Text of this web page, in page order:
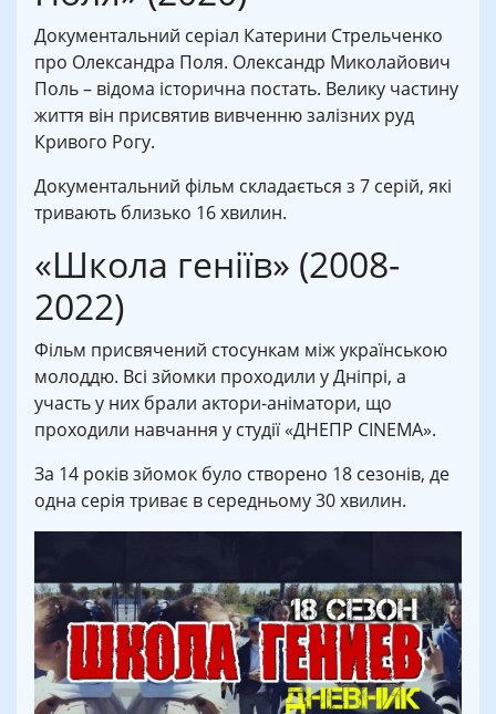
Документальний серіал Катерини Стрельченко
про Олександра Поля. Олександр Миколайович
Поль – відома історична постать. Велику частину
життя він присвятив вивченню залізних руд
Кривого Рогу.
Документальний фільм складається з 7 серій, які
тривають близько 16 хвилин.
«Школа геніїв» (2008-
2022)
Фільм присвячений стосункам між українською
молоддю. Всі зйомки проходили у Дніпрі, а
участь у них брали актори-аніматори, що
проходили навчання у студії «ДНЕПР СINEMA».
За 14 років зйомок було створено 18 сезонів, де
одна серія триває в середньому 30 хвилин.